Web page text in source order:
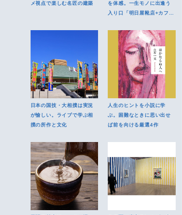
メ視点で楽しむ名匠の建築
を体感。一生モノに出逢う
入り口「明日屋靴店+カフ
日本の国技・大相撲は実況
が愉しい。ライブで学ぶ相
撲の所作と文化
人生のヒントを小説に学
ぶ。困難なときに思い出せ
ば前を向ける厳選4作